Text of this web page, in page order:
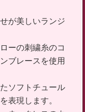
が美しいランジ
ーの刺繍糸のコ
ブレースを使用
ソフトチュール
表現します。